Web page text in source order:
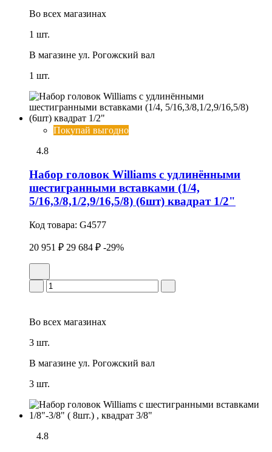
Во всех магазинах
1 шт.
В магазине ул. Рогожский вал
1 шт.
Покупай выгодно
4.8
Набор головок Williams с удлинёнными
шестигранными вставками (1/4,
5/16,3/8,1/2,9/16,5/8) (6шт) квадрат 1/2"
Код товара: G4577
20 951 ₽ 29 684 ₽ -29%
Во всех магазинах
3 шт.
В магазине ул. Рогожский вал
3 шт.
4.8